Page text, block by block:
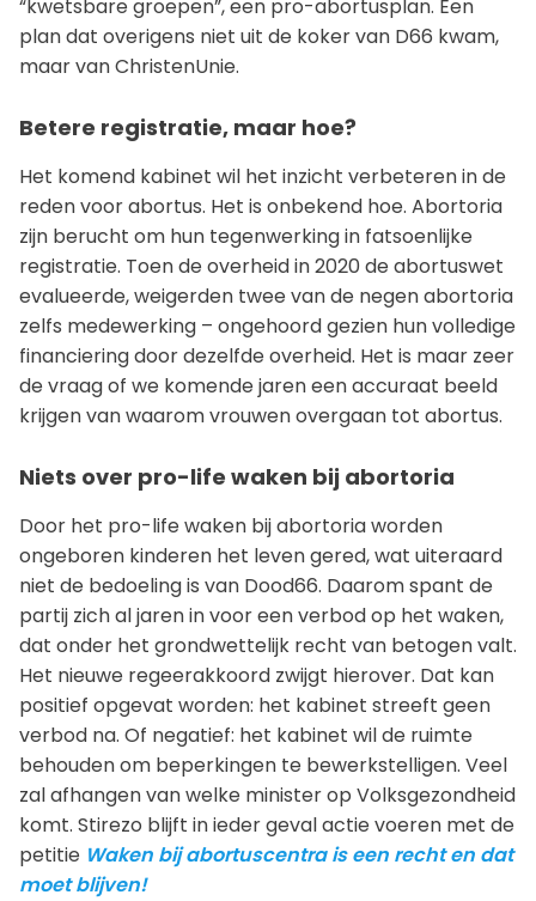
“kwetsbare groepen”, een pro-abortusplan. Een
plan dat overigens niet uit de koker van D66 kwam,
maar van ChristenUnie.
Betere registratie, maar hoe?
Het komend kabinet wil het inzicht verbeteren in de
reden voor abortus. Het is onbekend hoe. Abortoria
zijn berucht om hun tegenwerking in fatsoenlijke
registratie. Toen de overheid in 2020 de abortuswet
evalueerde, weigerden twee van de negen abortoria
zelfs medewerking – ongehoord gezien hun volledige
financiering door dezelfde overheid. Het is maar zeer
de vraag of we komende jaren een accuraat beeld
krijgen van waarom vrouwen overgaan tot abortus.
Niets over pro-life waken bij abortoria
Door het pro-life waken bij abortoria worden
ongeboren kinderen het leven gered, wat uiteraard
niet de bedoeling is van Dood66. Daarom spant de
partij zich al jaren in voor een verbod op het waken,
dat onder het grondwettelijk recht van betogen valt.
Het nieuwe regeerakkoord zwijgt hierover. Dat kan
positief opgevat worden: het kabinet streeft geen
verbod na. Of negatief: het kabinet wil de ruimte
behouden om beperkingen te bewerkstelligen. Veel
zal afhangen van welke minister op Volksgezondheid
komt. Stirezo blijft in ieder geval actie voeren met de
petitie Waken bij abortuscentra is een recht en dat
moet blijven!